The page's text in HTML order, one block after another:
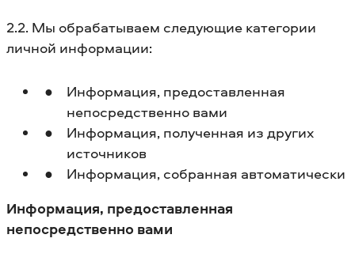
2.2. Мы обрабатываем следующие категории
личной информации:
Информация, предоставленная
непосредственно вами
Информация, полученная из других
источников
Информация, собранная автоматически
Информация, предоставленная
непосредственно вами